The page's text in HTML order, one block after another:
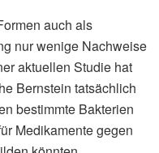
auch als
nur wenige Nachweise
aktuellen Studie hat
Bernstein tatsächlich
bestimmte Bakterien
Medikamente gegen